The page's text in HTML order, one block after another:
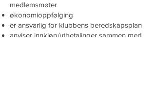
medlemsmøter
økonomioppfølging
er ansvarlig for klubbens beredskapsplan
anviser innkjøp/utbetalinger sammen med